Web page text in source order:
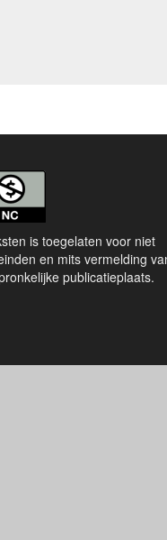
is toegelaten voor niet
en mits vermelding
publicatieplaats.